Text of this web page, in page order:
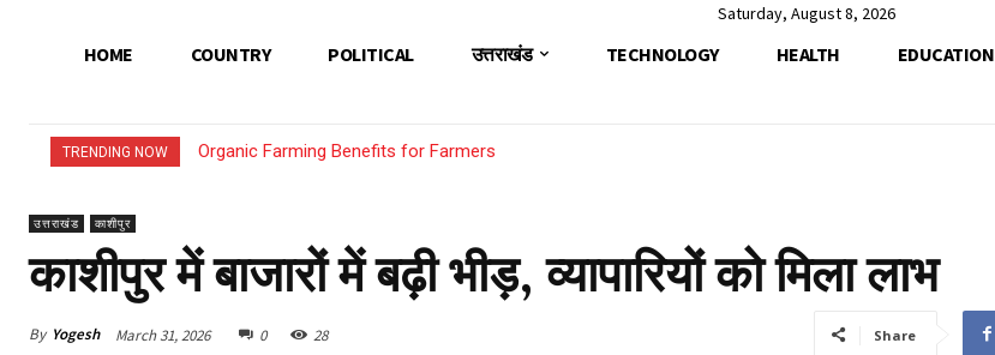
Saturday, August 8, 2026
HOME COUNTRY POLITICAL उत्तराखंड TECHNOLOGY HEALTH EDUCATION
TRENDING NOW Organic Farming Benefits for Farmers
How Young Entrepreneurs Can Start Small
उत्तराखंड काशीपुर
काशीपुर में बाजारों में बढ़ी भीड़, व्यापारियों को मिला लाभ
By Yogesh March 31, 2026 0 28 Share